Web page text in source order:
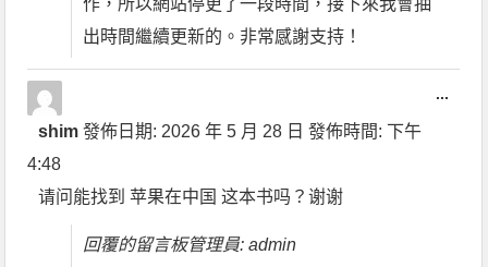
作，所以網站停更了一段時間，接下來我會抽
出時間繼續更新的。非常感謝支持！
shim發佈日期: 2026 年 5 月 28 日 發佈時間: 下午
4:48
请问能找到 苹果在中国 这本书吗？谢谢
回覆的留言板管理員: admin
...